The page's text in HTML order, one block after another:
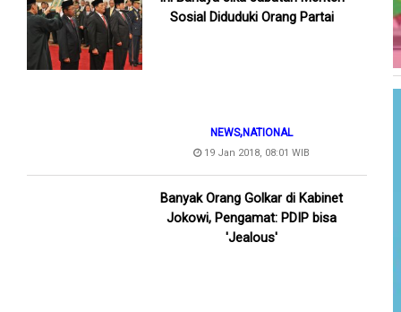
Sosial Diduduki Orang Partai
NEWS,NATIONAL
19 Jan 2018, 08:01 WIB
Banyak Orang Golkar di Kabinet
Jokowi, Pengamat: PDIP bisa
'Jealous'